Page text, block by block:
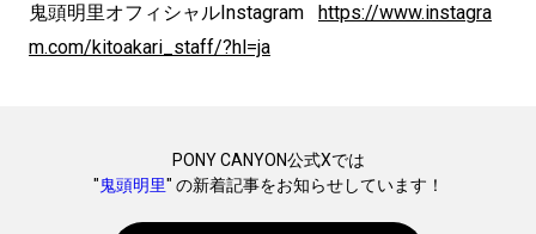
鬼頭明里オフィシャルInstagram https://www.instagra
m.com/kitoakari_staff/?hl=ja
PONY CANYON公式Xでは
"鬼頭明里" の新着記事をお知らせしています！